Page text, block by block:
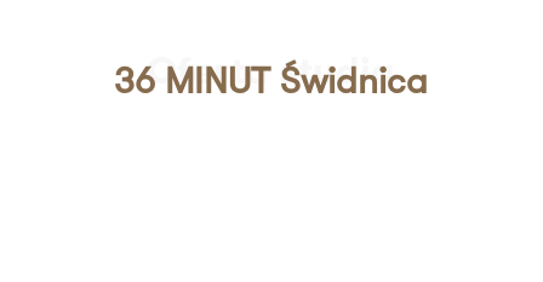
Oferta studia
36 MINUT Świdnica